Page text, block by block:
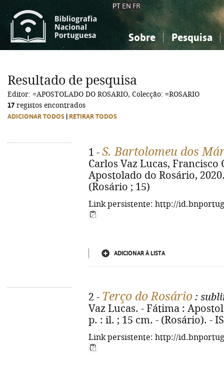
PT EN FR
Sobre Pesquisa
Ciências sociais...
Arte, desporto...
Ciências sociais...
Arte, desporto...
Resultado de pesquisa
Editor: =APOSTOLADO DO ROSARIO, Colecção: =ROSARIO
17 registos encontrados
ADICIONAR TODOS RETIRAR TODOS
1 - S. Bartolomeu dos
Carlos Vaz Lucas, Francisco
Apostolado do Rosário,
(Rosário ; 15)
Link persistente: http://
ADICIONAR À LISTA
2 - Terço do Rosário :
Vaz Lucas. - Fátima :
p. : il. ; 15 cm. - (Rosário). -
Link persistente: http://